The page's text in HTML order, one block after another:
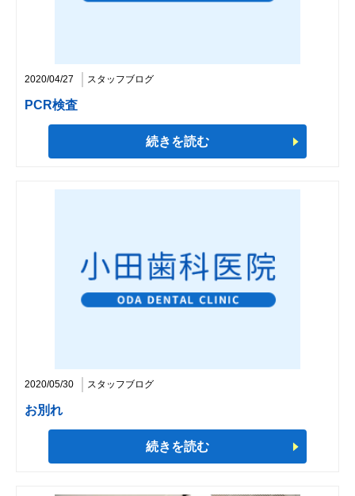
2020/04/27 スタッフブログ
PCR検査
続きを読む
2020/05/30 スタッフブログ
お別れ
続きを読む